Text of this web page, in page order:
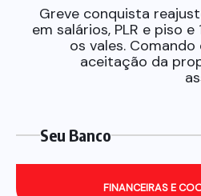
Greve conquista
em salários, PLR e piso e
os vales.
aceitação da
Seu Banco
FINANCEIRAS E